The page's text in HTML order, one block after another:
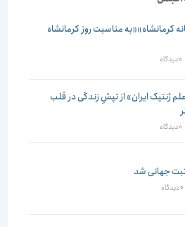
مناسبت روز کرمانشاه
ایران» از تپشِ زندگی در قلب
جهانی شد